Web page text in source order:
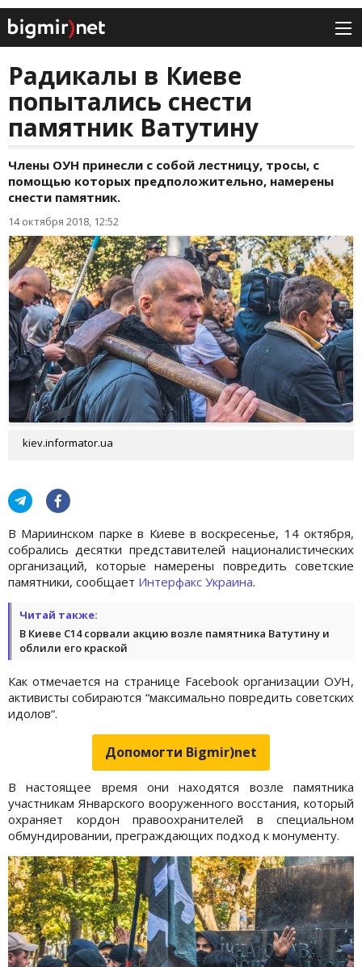
Радикалы в Киеве
попытались снести
памятник Ватутину
Члены ОУН принесли с собой лестницу, тросы, с
помощью которых предположительно, намерены
снести памятник.
14 октября 2018, 12:52
kiev.informator.ua
В Мариинском парке в Киеве в воскресенье, 14 октября,
собрались десятки представителей националистических
организаций, которые намерены повредить советские
памятники, сообщает Интерфакс Украина.
Читай также:
В Киеве С14 сорвали акцию возле памятника Ватутину и
облили его краской
Как отмечается на странице Facebook организации ОУН,
активисты собираются “максимально повредить советских
идолов“.
Допомогти Bigmir)net
В настоящее время они находятся возле памятника
участникам Январского вооруженного восстания, который
охраняет кордон правоохранителей в специальном
обмундировании, преграждающих подход к монументу.